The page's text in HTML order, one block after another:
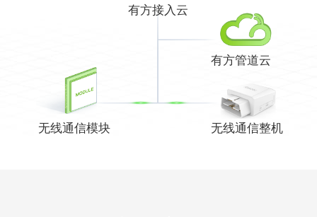
有方接入云
有方管道云
无线通信整机
无线通信模块